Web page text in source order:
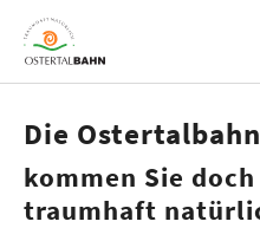
Skip to main navigation
Skip to main content
Skip to page footer
Die
kommen Sie
traumhaft